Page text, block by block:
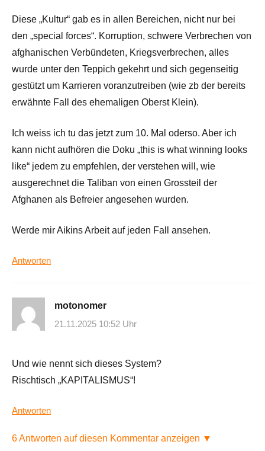
Diese „Kultur“ gab es in allen Bereichen, nicht nur bei
den „special forces“. Korruption, schwere Verbrechen von
afghanischen Verbündeten, Kriegsverbrechen, alles
wurde unter den Teppich gekehrt und sich gegenseitig
gestützt um Karrieren voranzutreiben (wie zb der bereits
erwähnte Fall des ehemaligen Oberst Klein).
Ich weiss ich tu das jetzt zum 10. Mal oderso. Aber ich
kann nicht aufhören die Doku „this is what winning looks
like“ jedem zu empfehlen, der verstehen will, wie
ausgerechnet die Taliban von einen Grossteil der
Afghanen als Befreier angesehen wurden.
Werde mir Aikins Arbeit auf jeden Fall ansehen.
Antworten
motonomer
21.11.2025 10:52 Uhr
Und wie nennt sich dieses System?
Rischtisch „KAPITALISMUS“!
Antworten
6 Antworten auf diesen Kommentar anzeigen ▼